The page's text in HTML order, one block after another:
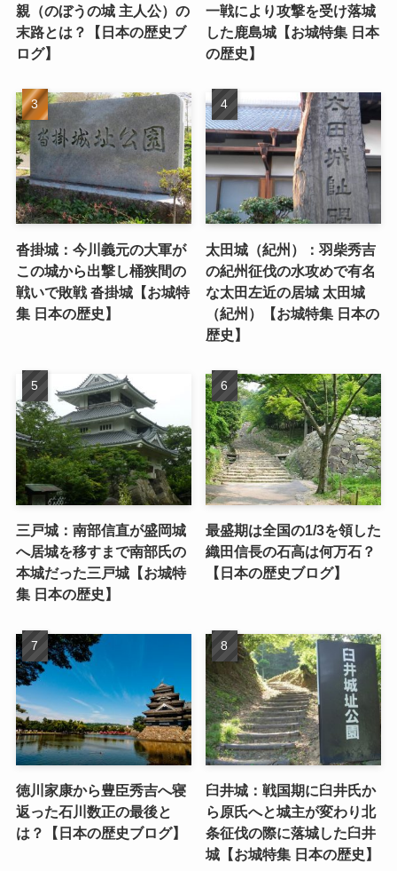
親（のぼうの城 主人公）の
末路とは？【日本の歴史ブ
ログ】
一戦により攻撃を受け落城
した鹿島城【お城特集 日本
の歴史】
沓掛城：今川義元の大軍が
この城から出撃し桶狭間の
戦いで敗戦 沓掛城【お城特
集 日本の歴史】
太田城（紀州）：羽柴秀吉
の紀州征伐の水攻めで有名
な太田左近の居城 太田城
（紀州）【お城特集 日本の
歴史】
三戸城：南部信直が盛岡城
へ居城を移すまで南部氏の
本城だった三戸城【お城特
集 日本の歴史】
最盛期は全国の1/3を領した
織田信長の石高は何万石？
【日本の歴史ブログ】
徳川家康から豊臣秀吉へ寝
返った石川数正の最後と
は？【日本の歴史ブログ】
臼井城：戦国期に臼井氏か
ら原氏へと城主が変わり北
条征伐の際に落城した臼井
城【お城特集 日本の歴史】